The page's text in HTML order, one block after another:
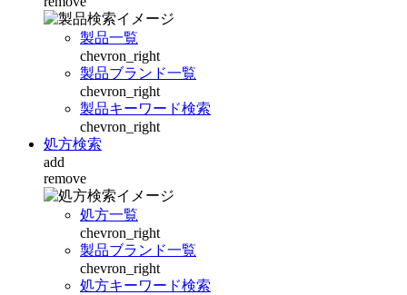
製品一覧
chevron_right
製品ブランド一覧
chevron_right
製品キーワード検索
chevron_right
処方検索
add
remove
処方一覧
chevron_right
製品ブランド一覧
chevron_right
処方キーワード検索